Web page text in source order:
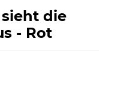
sieht die
- Rot